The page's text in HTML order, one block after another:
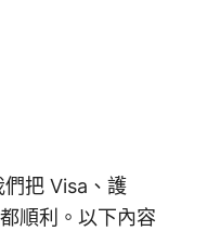
把 Visa、護
順利。以下內容